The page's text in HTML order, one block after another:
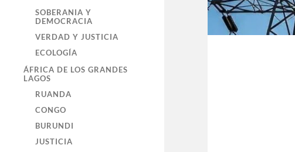
SOBERANIA Y
DEMOCRACIA
VERDAD Y JUSTICIA
ECOLOGÍA
ÁFRICA DE LOS GRANDES
LAGOS
RUANDA
CONGO
BURUNDI
JUSTICIA